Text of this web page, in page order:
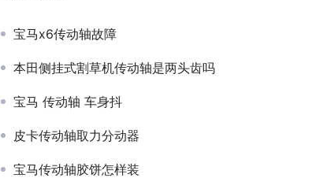
宝马x6传动轴故障
本田侧挂式割草机传动轴是两头齿吗
宝马 传动轴 车身抖
皮卡传动轴取力分动器
宝马传动轴胶饼怎样装